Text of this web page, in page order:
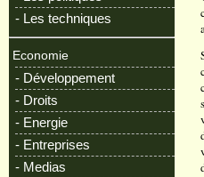
- Les techniques
Economie
- Développement
- Droits
- Energie
- Entreprises
- Medias